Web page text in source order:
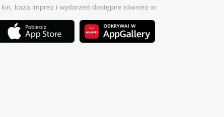
baza imprez i wydarzeń dostępne również w: